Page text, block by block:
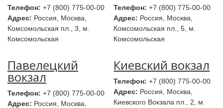
Телефон: +7 (800) 775-00-00
Адрес: Россия, Москва,
Комсомольская пл., 3, м.
Комсомольская
Телефон: +7 (800) 775-00-00
Адрес: Россия, Москва,
Комсомольская пл., 5, м.
Комсомольская
Павелецкий
вокзал
Телефон: +7 (800) 775-00-00
Адрес: Россия, Москва,
Киевский вокзал
Телефон: +7 (800) 775-00-00
Адрес: Россия, Москва,
Киевского Вокзала пл., 2, м.